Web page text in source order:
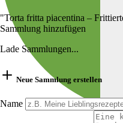
"Torta fritta piacentina –
Sammlung hinzufügen
Lade Sammlungen...
Neue Sammlung erstellen
Name